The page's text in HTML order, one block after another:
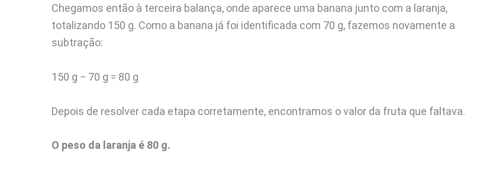
Chegamos então à terceira balança, onde aparece uma banana junto com a laranja,
totalizando 150 g. Como a banana já foi identificada com 70 g, fazemos novamente a
subtração:
150 g − 70 g = 80 g
Depois de resolver cada etapa corretamente, encontramos o valor da fruta que faltava.
O peso da laranja é 80 g.